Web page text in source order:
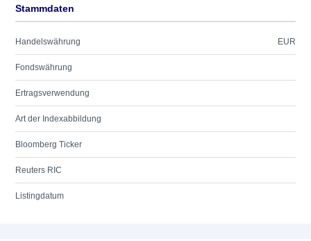
Stammdaten
Handelswährung EUR
Fondswährung
Ertragsverwendung
Art der Indexabbildung
Bloomberg Ticker
Reuters RIC
Listingdatum